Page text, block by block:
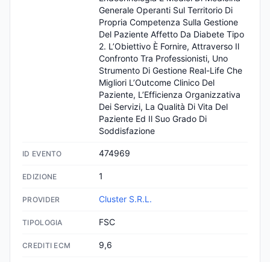
Generale Operanti Sul Territorio Di
Propria Competenza Sulla Gestione
Del Paziente Affetto Da Diabete Tipo
2. L’Obiettivo È Fornire, Attraverso Il
Confronto Tra Professionisti, Uno
Strumento Di Gestione Real-Life Che
Migliori L’Outcome Clinico Del
Paziente, L’Efficienza Organizzativa
Dei Servizi, La Qualità Di Vita Del
Paziente Ed Il Suo Grado Di
Soddisfazione
ID EVENTO 474969
EDIZIONE 1
PROVIDER Cluster S.R.L.
TIPOLOGIA FSC
CREDITI ECM 9,6